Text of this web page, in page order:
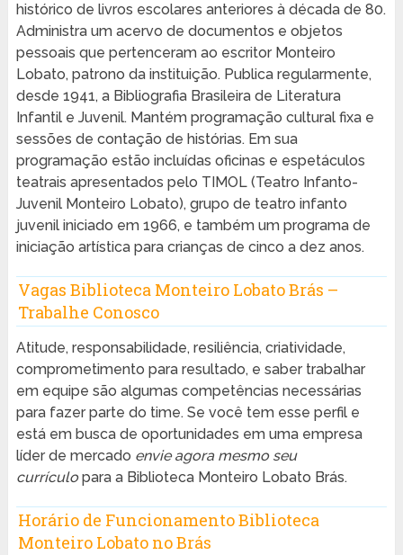
histórico de livros escolares anteriores à década de 80.
Administra um acervo de documentos e objetos
pessoais que pertenceram ao escritor Monteiro
Lobato, patrono da instituição. Publica regularmente,
desde 1941, a Bibliografia Brasileira de Literatura
Infantil e Juvenil. Mantém programação cultural fixa e
sessões de contação de histórias. Em sua
programação estão incluídas oficinas e espetáculos
teatrais apresentados pelo TIMOL (Teatro Infanto-
Juvenil Monteiro Lobato), grupo de teatro infanto
juvenil iniciado em 1966, e também um programa de
iniciação artística para crianças de cinco a dez anos.
Vagas Biblioteca Monteiro Lobato Brás –
Trabalhe Conosco
Atitude, responsabilidade, resiliência, criatividade,
comprometimento para resultado, e saber trabalhar
em equipe são algumas competências necessárias
para fazer parte do time. Se você tem esse perfil e
está em busca de oportunidades em uma empresa
líder de mercado envie agora mesmo seu
currículopara a Biblioteca Monteiro Lobato Brás.
Horário de Funcionamento Biblioteca
Monteiro Lobato no Brás